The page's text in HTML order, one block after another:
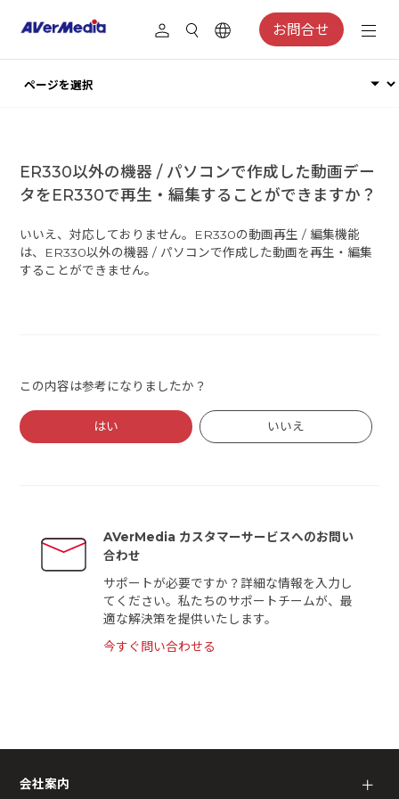
お問合せ
​ER330以外の機器 / パソコンで作成した動画デー
タをER330で再生・編集することができますか？
いいえ、対応しておりません。ER330の動画再生 / 編集機能
は、ER330以外の機器 / パソコンで作成した動画を再生・編集
することができません。
この内容は参考になりましたか？
はい いいえ
AVerMedia カスタマーサービスへのお問い
合わせ
サポートが必要ですか？詳細な情報を入力し
てください。私たちのサポートチームが、最
適な解決策を提供いたします。
今すぐ問い合わせる
会社案内 ＋